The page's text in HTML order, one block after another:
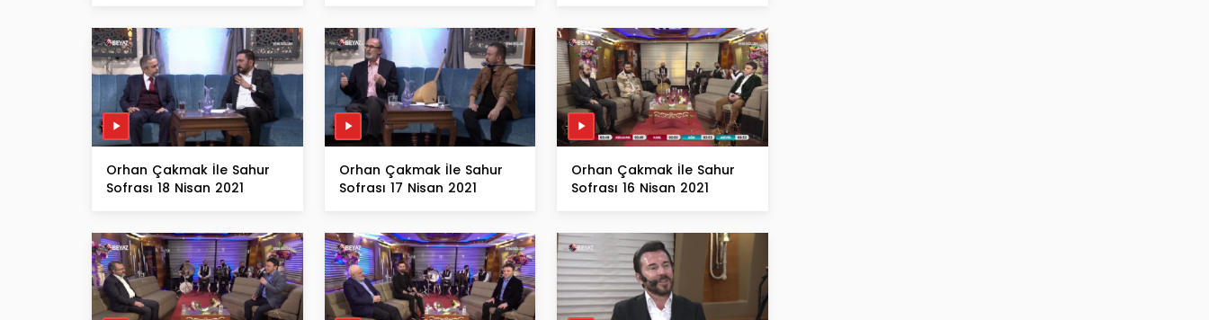
Orhan Çakmak İle Sahur
Sofrası 18 Nisan 2021
Orhan Çakmak İle Sahur
Sofrası 17 Nisan 2021
Orhan Çakmak İle Sahur
Sofrası 16 Nisan 2021